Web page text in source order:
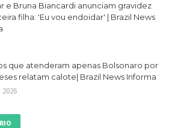
e Bruna Biancardi anunciam gravidez
filha: 'Eu vou endoidar' | Brazil News
que atenderam apenas Bolsonaro por
relatam calote| Brazil News Informa